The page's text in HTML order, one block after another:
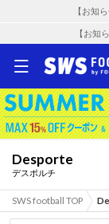
【お知
【お知
Desporte
デスポルチ
SWS football TOP